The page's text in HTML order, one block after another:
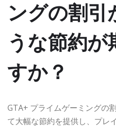
ングの割引
うな節約が
すか？
GTA+ プライムゲーミングの
て大幅な節約を提供し、プレ